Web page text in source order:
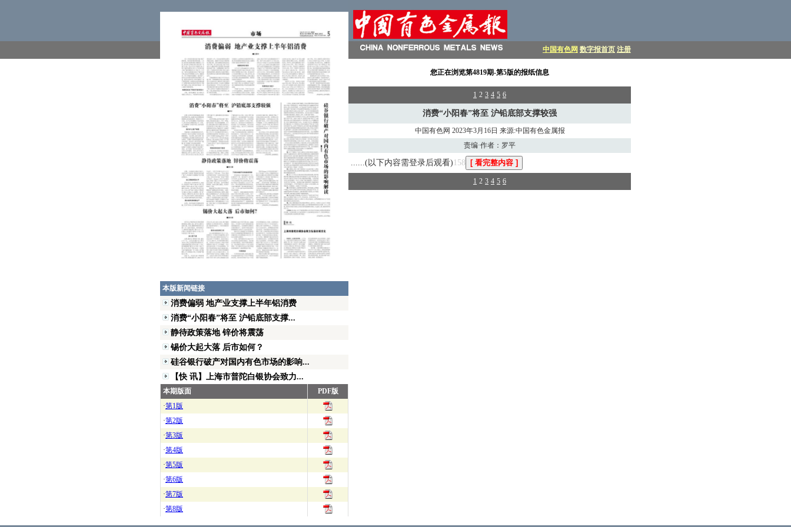
本版新闻链接
消费偏弱 地产业支撑上半年铝消费
消费“小阳春”将至 沪铅底部支撑...
静待政策落地 锌价将震荡
锡价大起大落 后市如何？
硅谷银行破产对国内有色市场的影响...
【快 讯】上海市普陀白银协会致力...
本期版面
PDF版
·第1版
·第2版
·第3版
·第4版
·第5版
·第6版
·第7版
·第8版
中国有色网 数字报首页 注册
您正在浏览第4819期-第5版的报纸信息
1 2 3 4 5 6
消费“小阳春”将至 沪铅底部支撑较强
中国有色网 2023年3月16日 来源:中国有色金属报
责编·作者：罗平
......(以下内容需登录后观看) 158
1 2 3 4 5 6